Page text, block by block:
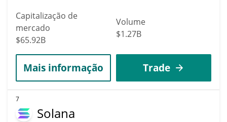
Capitalização de
mercado
$65.92B
Volume
$1.27B
Mais informação Trade
7
Solana